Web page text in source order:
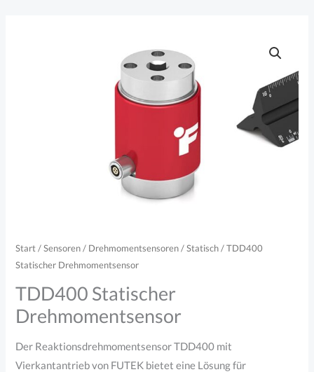
Start /Sensoren/ Drehmomentsensoren/Statisch/ TDD400
Statischer Drehmomentsensor
TDD400 Statischer
Drehmomentsensor
Der Reaktionsdrehmomentsensor TDD400 mit
Vierkantantrieb von FUTEK bietet eine Lösung für